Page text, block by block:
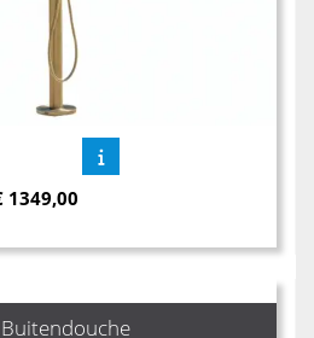
1349,00
Buitendouche